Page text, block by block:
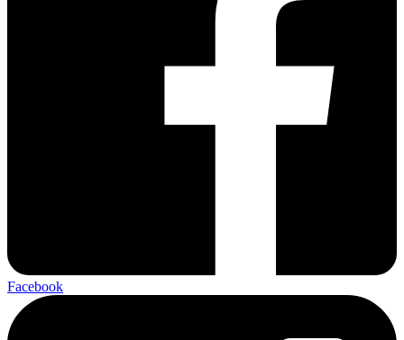
Facebook